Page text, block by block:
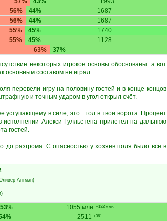
56% 44% 1687
56% 44% 1687
55% 45% 1740
55% 45% 1128
63%
37%
некоторых игроков основы обоснованы. а вот
основным составом не играл.
перевели игру на половину гостей и в конце концов
и точным ударом в угол открыл счёт.
уступающему в силе, это... гол в твои ворота. Процент
Алекси Гулльстена прилетел на дальнюю
гостей.
до разгрома. С опасностью у хозяев поля было всё в
Антман)
)
53% 1055 млн. +132 млн.
2511 +361